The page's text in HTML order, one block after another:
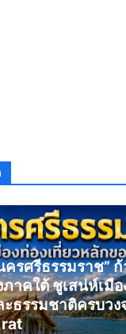
รศรีธรรมราช” ก้
าคใต้ ชูเสน่ห์เมื
ธรรมชาติครบวง
rat